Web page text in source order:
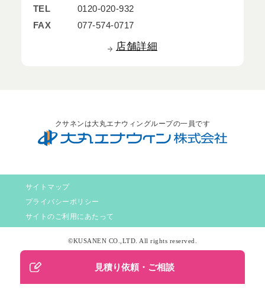
TEL
0120-020-932
FAX
077-574-0717
店舗詳細
クサネンは大丸エナウィングループの一員です
サイトマップ
プライバシーポリシー
サイトのご利用にあたって
©KUSANEN CO.,LTD. All rights reserved.
見積り依頼・ご相談